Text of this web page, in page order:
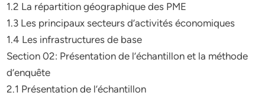
1.2 La répartition géographique des PME
1.3 Les principaux secteurs d’activités économiques
1.4 Les infrastructures de base
Section 02: Présentation de l’échantillon et la méthode
d’enquête
2.1 Présentation de l’échantillon